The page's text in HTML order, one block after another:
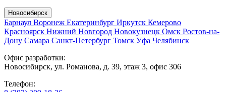
Новосибирск
Барнаул Воронеж Екатеринбург Иркутск Кемерово
Красноярск Нижний Новгород Новокузнецк Омск Ростов-на-
Дону Самара Санкт-Петербург Томск Уфа Челябинск
Офис разработки:
Новосибирск, ул. Романова, д. 39, этаж 3, офис 306
Телефон: